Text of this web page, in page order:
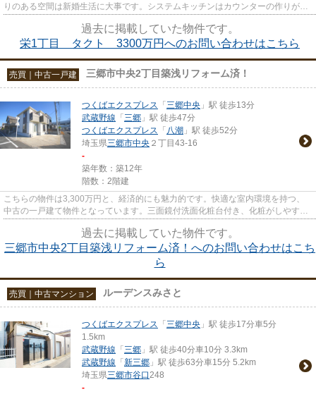
りのある空間は新婚生活に大事です。システムキッチンはカウンターの作りが統
過去に掲載していた物件です。
栄1丁目 タクト 3300万円へのお問い合わせはこちら
売買｜中古一戸建 三郷市中央2丁目築浅リフォーム済！
つくばエクスプレス 「 三郷中央 」駅 徒歩13分
武蔵野線 「 三郷 」駅 徒歩47分
つくばエクスプレス 「 八潮 」駅 徒歩52分
埼玉県三郷市中央 ２丁目43-16
-
築年数：築12年
階数：2階建
こちらの物件は3,300万円と、経済的にも魅力的です。快適な室内環境を持つ、
中古の一戸建て物件となっています。三面鏡付洗面化粧台付き、化粧がしやすく
過去に掲載していた物件です。
三郷市中央2丁目築浅リフォーム済！へのお問い合わせはこち
ら
売買｜中古マンション ルーデンスみさと
つくばエクスプレス 「 三郷中央 」駅 徒歩17分車5分
1.5km
武蔵野線 「 三郷 」駅 徒歩40分車10分 3.3km
武蔵野線 「 新三郷 」駅 徒歩63分車15分 5.2km
埼玉県三郷市谷口248
-